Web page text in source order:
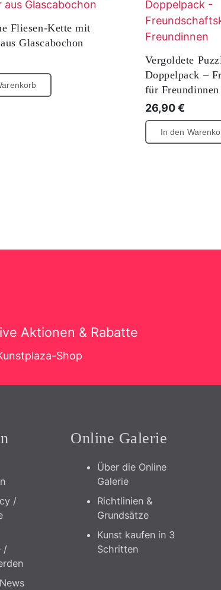
Fliesen-Kette mit
Glascabochon
Vergoldete
Doppelpack –
für Freundinnen
26,90€
In den
Aktionen & Rabatte
Shop
/
/
Online Galerie
Über die Online
Galerie
Richtlinien &
Grundsätze
Kunst kaufen in 3
Schritten